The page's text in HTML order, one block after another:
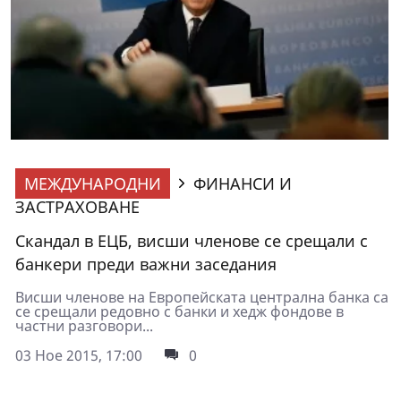
МЕЖДУНАРОДНИ
ФИНАНСИ И
ЗАСТРАХОВАНЕ
Скандал в ЕЦБ, висши членове се срещали с
банкери преди важни заседания
Висши членове на Европейската централна банка са
се срещали редовно с банки и хедж фондове в
частни разговори...
03 Ное 2015, 17:00
0